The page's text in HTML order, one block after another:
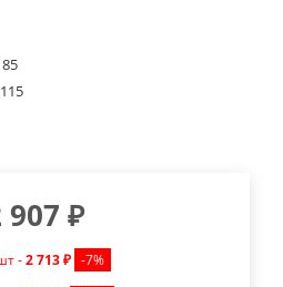
907 ₽
-2 713 ₽ -7%